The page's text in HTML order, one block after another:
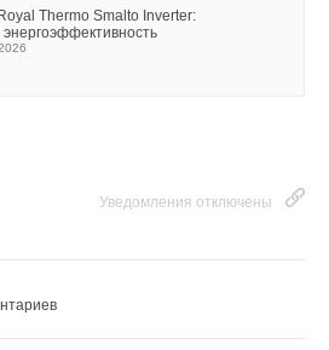
Thermo Smalto Inverter:
энергоэффективность
Уведомления отключены